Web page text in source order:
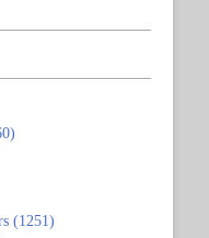
(1251)